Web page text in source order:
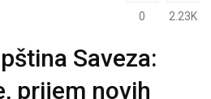
0 2.23K
Saveza:
prijem novih